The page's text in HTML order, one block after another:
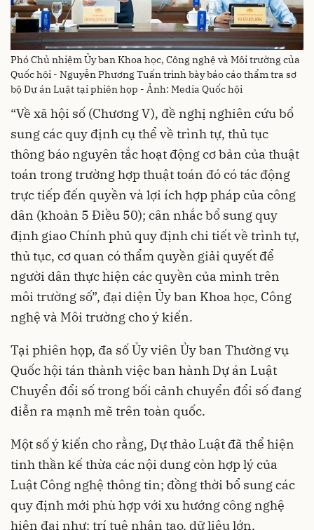
Phó Chủ nhiệm Ủy ban Khoa học, Công nghệ và Môi trường của
Quốc hội - Nguyễn Phương Tuấn trình bày báo cáo thẩm tra sơ
bộ Dự án Luật tại phiên họp - Ảnh: Media Quốc hội
“Về xã hội số (Chương V), đề nghị nghiên cứu bổ
sung các quy định cụ thể về trình tự, thủ tục
thông báo nguyên tắc hoạt động cơ bản của thuật
toán trong trường hợp thuật toán đó có tác động
trực tiếp đến quyền và lợi ích hợp pháp của công
dân (khoản 5 Điều 50); cân nhắc bổ sung quy
định giao Chính phủ quy định chi tiết về trình tự,
thủ tục, cơ quan có thẩm quyền giải quyết để
người dân thực hiện các quyền của mình trên
môi trường số”, đại diện Ủy ban Khoa học, Công
nghệ và Môi trường cho ý kiến.
Tại phiên họp, đa số Ủy viên Ủy ban Thường vụ
Quốc hội tán thành việc ban hành Dự án Luật
Chuyển đổi số trong bối cảnh chuyển đổi số đang
diễn ra mạnh mẽ trên toàn quốc.
Một số ý kiến cho rằng, Dự thảo Luật đã thể hiện
tinh thần kế thừa các nội dung còn hợp lý của
Luật Công nghệ thông tin; đồng thời bổ sung các
quy định mới phù hợp với xu hướng công nghệ
hiện đại như: trí tuệ nhân tạo, dữ liệu lớn,